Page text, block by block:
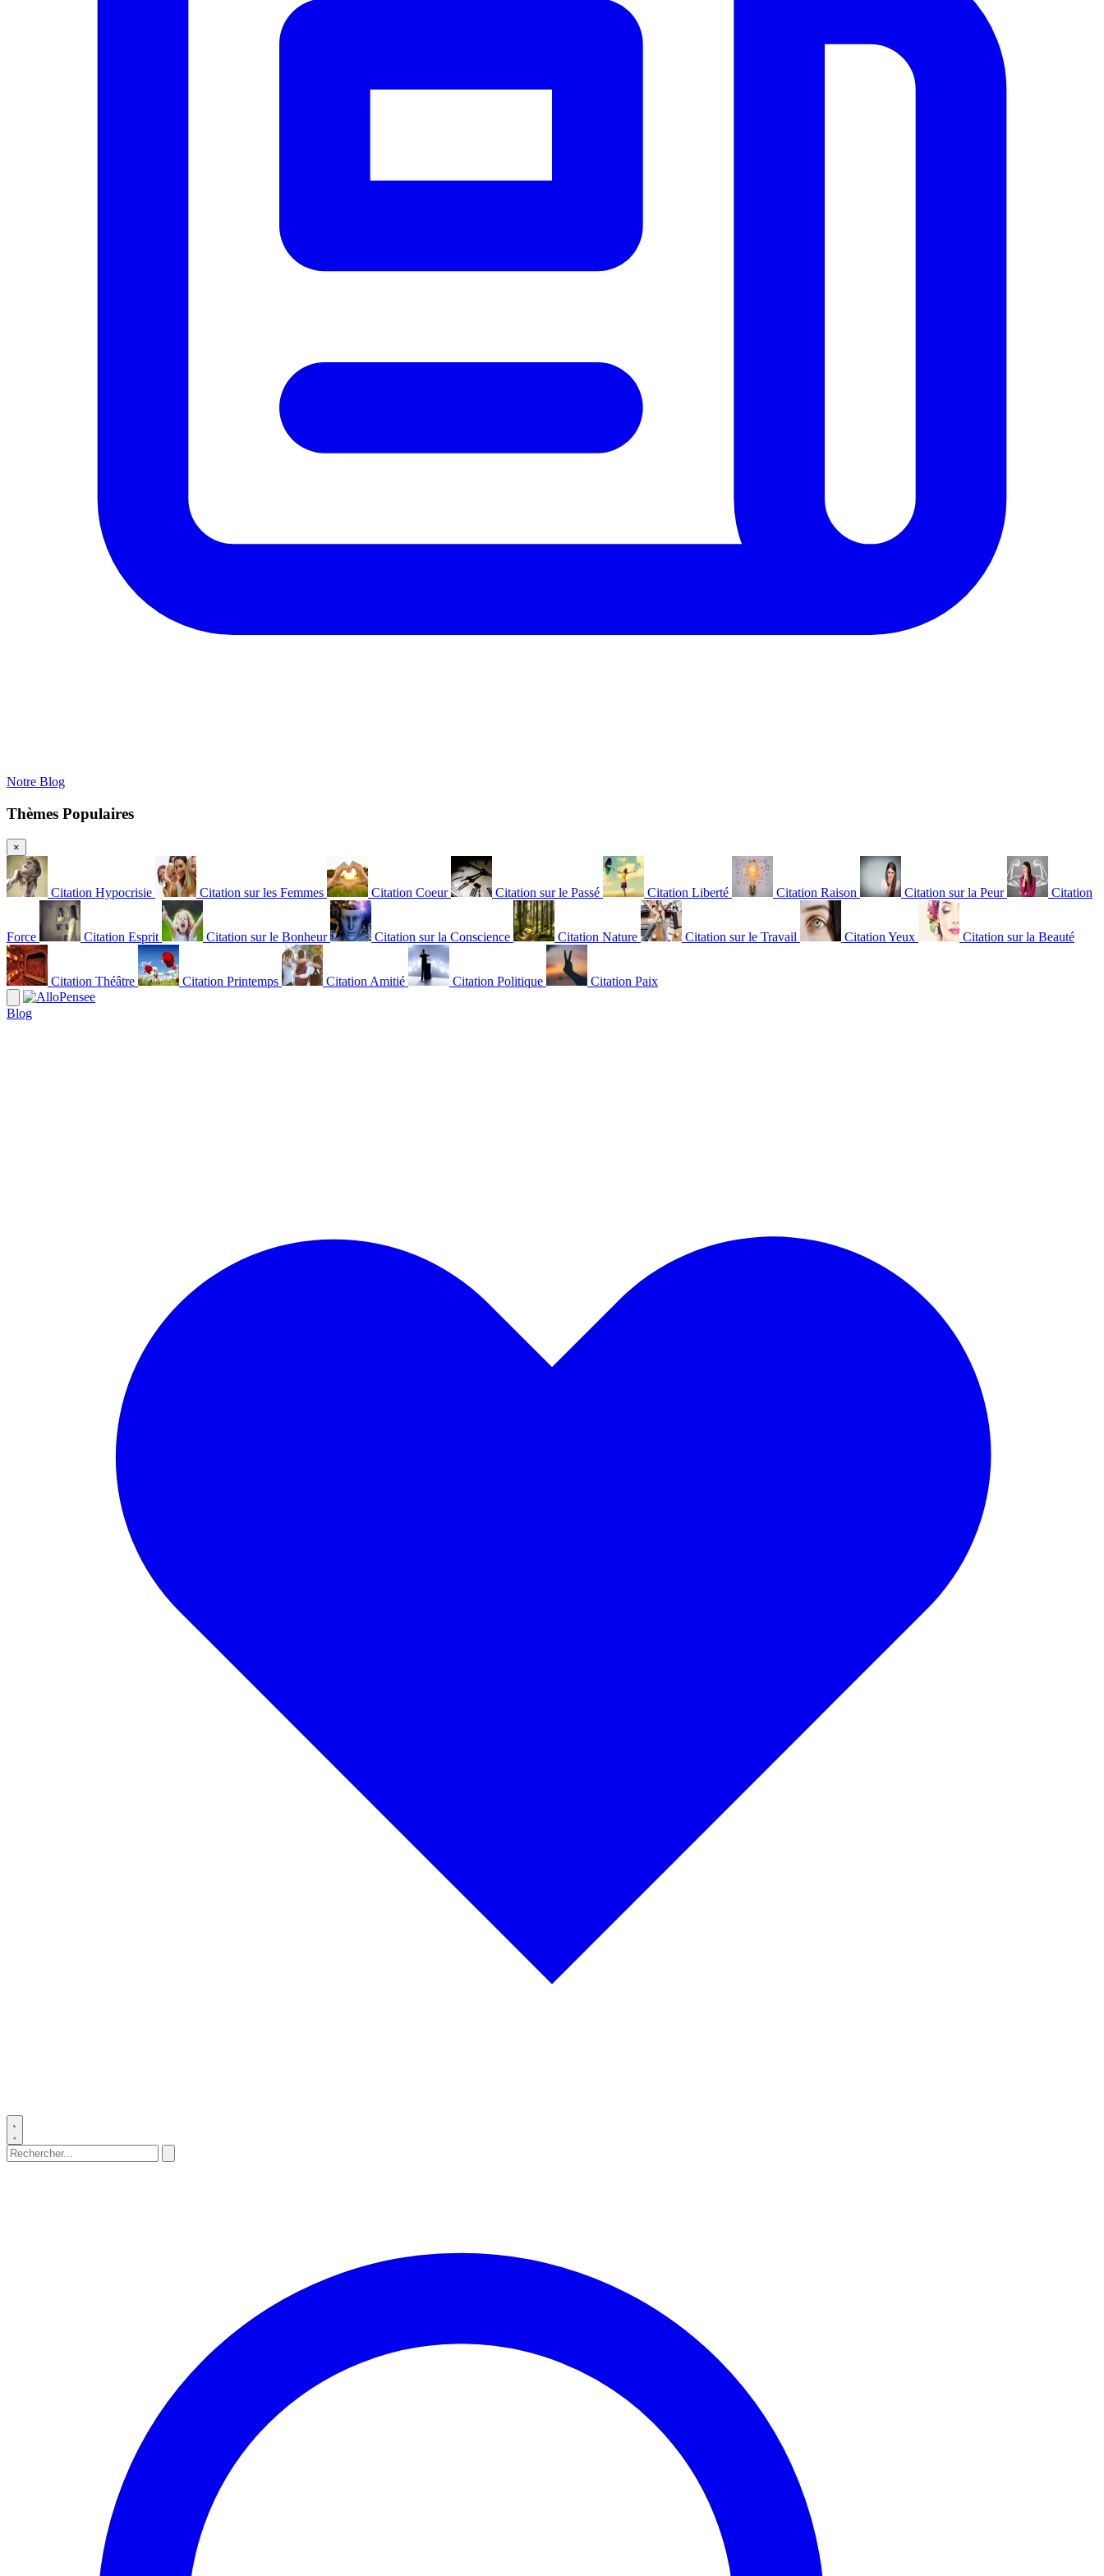
Notre Blog
Thèmes Populaires
×
Citation Hypocrisie Citation sur les Femmes Citation Coeur Citation sur le Passé Citation Liberté Citation Raison Citation sur la Peur Citation
Force Citation Esprit Citation sur le Bonheur Citation sur la Conscience Citation Nature Citation sur le Travail Citation Yeux Citation sur la Beauté
Citation Théâtre Citation Printemps Citation Amitié Citation Politique Citation Paix
Blog